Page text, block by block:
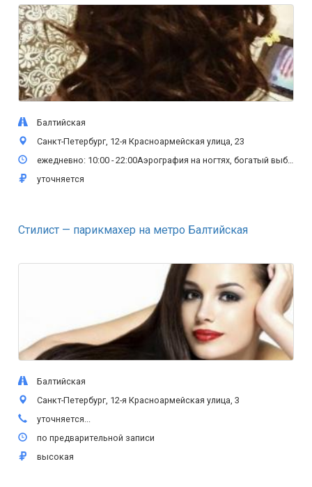
Балтийская
Санкт-Петербург, 12-я Красноармейская улица, 23
ежедневно: 10:00 - 22:00Аэрография на ногтях, богатый выбор цветов.
уточняется
Стилист — парикмахер на метро Балтийская
Балтийская
Санкт-Петербург, 12-я Красноармейская улица, 3
уточняется...
по предварительной записи
высокая